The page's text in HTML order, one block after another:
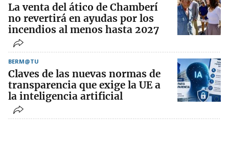
La venta del ático de Chamberí
no revertirá en ayudas por los
incendios al menos hasta 2027
BERM@TU
Claves de las nuevas normas de
transparencia que exige la UE a
la inteligencia artificial